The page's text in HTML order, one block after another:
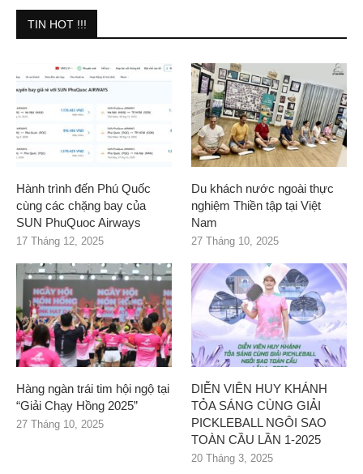
TIN HOT !!!
Hành trình đến Phú Quốc
cùng các chặng bay của
SUN PhuQuoc Airways
17 Tháng 12, 2025
Du khách nước ngoài thực
nghiệm Thiền tập tại Việt
Nam
27 Tháng 10, 2025
Hàng ngàn trái tim hội ngộ tại
“Giải Chạy Hồng 2025”
27 Tháng 10, 2025
DIỄN VIÊN HUY KHÁNH
TỎA SÁNG CÙNG GIẢI
PICKLEBALL NGÔI SAO
TOÀN CẦU LẦN 1-2025
20 Tháng 3, 2025